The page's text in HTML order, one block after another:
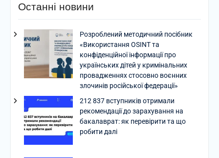
Останні новини
Розроблений методичний посібник
«Використання OSINT та
конфіденційної інформації про
українських дітей у кримінальних
провадженнях стосовно воєнних
злочинів російської федерації»
212 837 вступників отримали
рекомендації до зарахування на
бакалаврат: як перевірити та що
робити далі